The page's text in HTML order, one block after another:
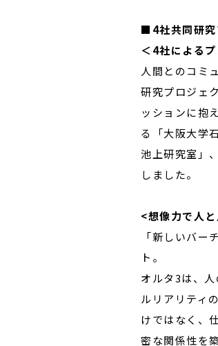
■4社共同研究
＜4社による
人間とのコミ
研究プロジェ
ッションに抱
る「大阪大学
池上研究室」
しました。
<想像力で人
「新しいバ
ト。
オルタ3は、
ルリアリティ
けではなく、
密な関係性を